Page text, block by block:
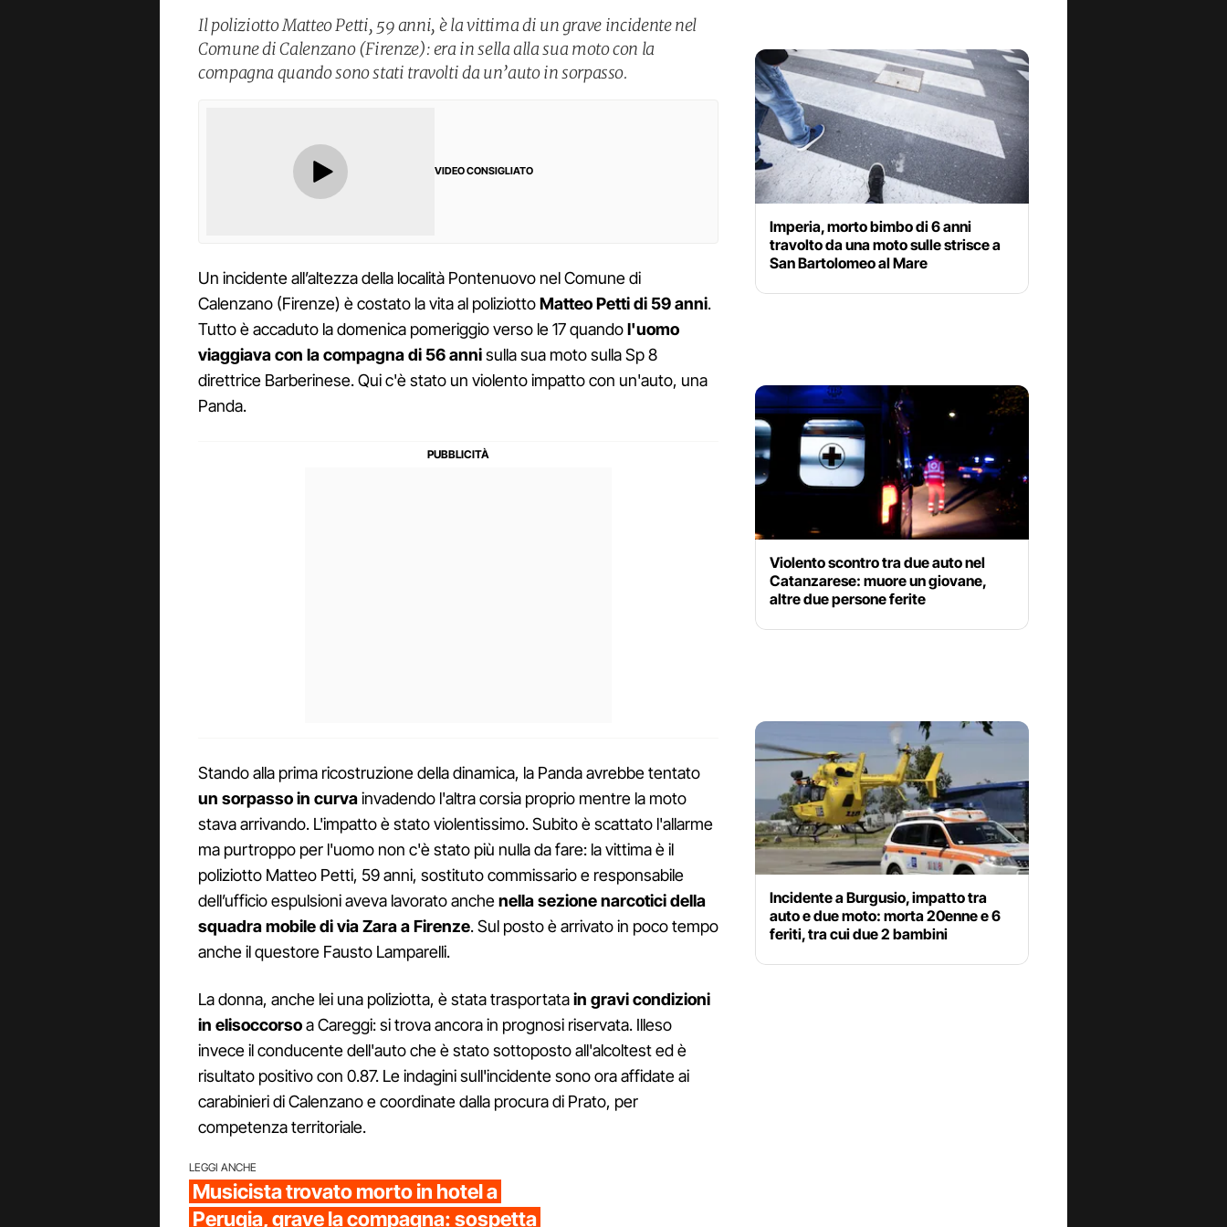
Il poliziotto Matteo Petti, 59 anni, è la vittima di un grave incidente nel
Comune di Calenzano (Firenze): era in sella alla sua moto con la
compagna quando sono stati travolti da un’auto in sorpasso.
VIDEO CONSIGLIATO
Un incidente all’altezza della località Pontenuovo nel Comune di
Calenzano (Firenze) è costato la vita al poliziottoMatteo Petti di 59 anni.
Tutto è accaduto la domenica pomeriggio verso le 17 quandol'uomo
viaggiava con la compagna di 56 annisulla sua moto sulla Sp 8
direttrice Barberinese. Qui c'è stato un violento impatto con un'auto, una
Panda.
Stando alla prima ricostruzione della dinamica, la Panda avrebbe tentato
un sorpasso in curvainvadendo l'altra corsia proprio mentre la moto
stava arrivando. L'impatto è stato violentissimo. Subito è scattato l'allarme
ma purtroppo per l'uomo non c'è stato più nulla da fare: la vittima è il
poliziotto Matteo Petti, 59 anni, sostituto commissario e responsabile
dell’ufficio espulsioni aveva lavorato anchenella sezione narcotici della
squadra mobile di via Zara a Firenze. Sul posto è arrivato in poco tempo
anche il questore Fausto Lamparelli.
La donna, anche lei una poliziotta, è stata trasportatain gravi condizioni
in elisoccorsoa Careggi: si trova ancora in prognosi riservata. Illeso
invece il conducente dell'auto che è stato sottoposto all'alcoltest ed è
risultato positivo con 0.87. Le indagini sull'incidente sono ora affidate ai
carabinieri di Calenzano e coordinate dalla procura di Prato, per
competenza territoriale.
LEGGI ANCHE
Musicista trovato morto in hotel a
Perugia, grave la compagna: sospetta
Imperia, morto bimbo di 6 anni
travolto da una moto sulle strisce a
San Bartolomeo al Mare
Violento scontro tra due auto nel
Catanzarese: muore un giovane,
altre due persone ferite
Incidente a Burgusio, impatto tra
auto e due moto: morta 20enne e 6
feriti, tra cui due 2 bambini